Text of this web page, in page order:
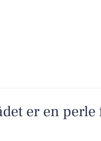
er en perle